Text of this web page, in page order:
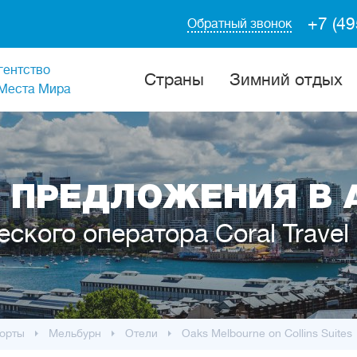
+7
Обратный звонок
Мира
Cтраны Зимний отдых
В
оператора Coral
Мельбурн Отели Oaks Melbourne on Collins Suites